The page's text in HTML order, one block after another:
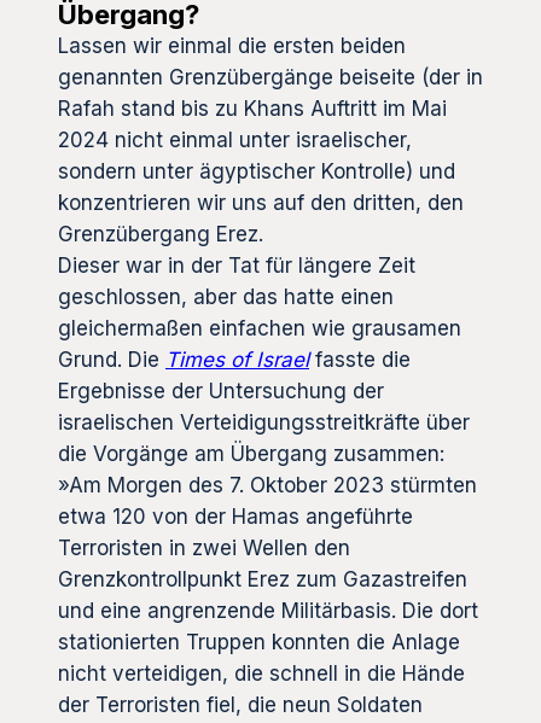
Übergang?
Lassen wir einmal die ersten beiden
genannten Grenzübergänge beiseite (der in
Rafah stand bis zu Khans Auftritt im Mai
2024 nicht einmal unter israelischer,
sondern unter ägyptischer Kontrolle) und
konzentrieren wir uns auf den dritten, den
Grenzübergang Erez.
Dieser war in der Tat für längere Zeit
geschlossen, aber das hatte einen
gleichermaßen einfachen wie grausamen
Grund. Die Times of Israelfasste die
Ergebnisse der Untersuchung der
israelischen Verteidigungsstreitkräfte über
die Vorgänge am Übergang zusammen:
»Am Morgen des 7. Oktober 2023 stürmten
etwa 120 von der Hamas angeführte
Terroristen in zwei Wellen den
Grenzkontrollpunkt Erez zum Gazastreifen
und eine angrenzende Militärbasis. Die dort
stationierten Truppen konnten die Anlage
nicht verteidigen, die schnell in die Hände
der Terroristen fiel, die neun Soldaten